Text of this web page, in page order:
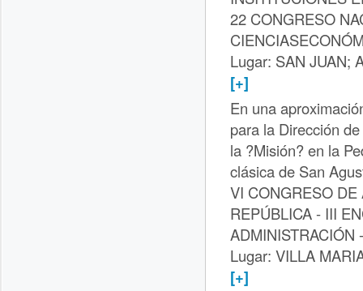
22 CONGRESO
Lugar: SAN JUAN;
[+]
En una
para la Dirección
la ?Misión? en la
clásica de San
VI CONGRESO
REPÚBLICA - III
ADMINISTRACIÓN
Lugar: VILLA
[+]